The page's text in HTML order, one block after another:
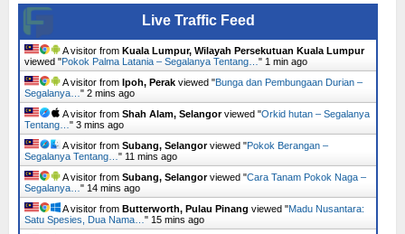
Live Traffic Feed
A visitor from Kuala Lumpur, Wilayah Persekutuan Kuala Lumpur
viewed "Pokok Palma Latania – Segalanya Tentang… " 1 min ago
A visitor from Ipoh, Perak viewed "Bunga dan Pembungaan Durian –
Segalanya… " 2 mins ago
A visitor from Shah Alam, Selangorviewed "Orkid hutan – Segalanya
Tentang… " 3 mins ago
A visitor from Subang, Selangorviewed "Pokok Berangan –
Segalanya Tentang… " 11 mins ago
A visitor from Subang, Selangorviewed "Cara Tanam Pokok Naga –
Segalanya… " 14 mins ago
A visitor from Butterworth, Pulau Pinang viewed "Madu Nusantara:
Satu Spesies, Dua Nama… " 15 mins ago